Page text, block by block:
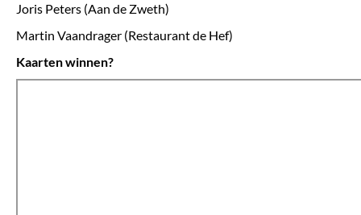
Joris Peters (Aan de Zweth)
Martin Vaandrager (Restaurant de Hef)
Kaarten winnen?